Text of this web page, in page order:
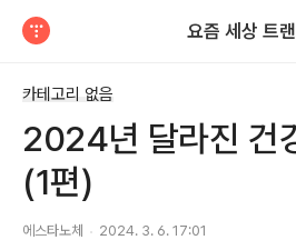
요즘 세상 트
카테고리 없음
2024년 달라진 건
(1편)
에스타노체 2024. 3. 6. 17:01